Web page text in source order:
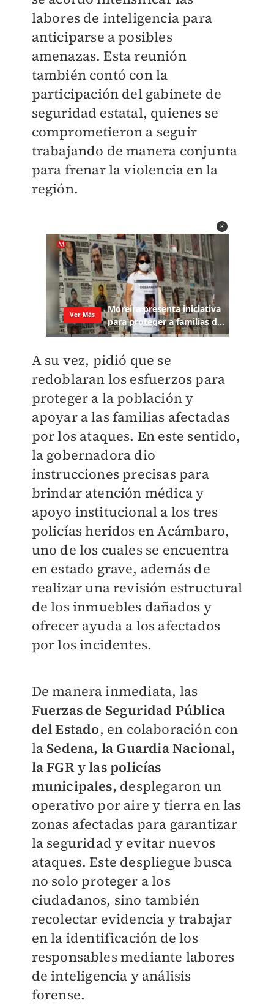
labores de inteligencia para
anticiparse a posibles
amenazas. Esta reunión
también contó con la
participación del gabinete de
seguridad estatal, quienes se
comprometieron a seguir
trabajando de manera conjunta
para frenar la violencia en la
región.
A su vez, pidió que se
redoblaran los esfuerzos para
proteger a la población y
apoyar a las familias afectadas
por los ataques. En este sentido,
la gobernadora dio
instrucciones precisas para
brindar atención médica y
apoyo institucional a los tres
policías heridos en Acámbaro,
uno de los cuales se encuentra
en estado grave, además de
realizar una revisión estructural
de los inmuebles dañados y
ofrecer ayuda a los afectados
por los incidentes.
De manera inmediata, las
Fuerzas de Seguridad Pública
del Estado, en colaboración con
laSedena, la Guardia Nacional,
la FGR y las policías
municipales, desplegaron un
operativo por aire y tierra en las
zonas afectadas para garantizar
la seguridad y evitar nuevos
ataques. Este despliegue busca
no solo proteger a los
ciudadanos, sino también
recolectar evidencia y trabajar
en la identificación de los
responsables mediante labores
de inteligencia y análisis
forense.